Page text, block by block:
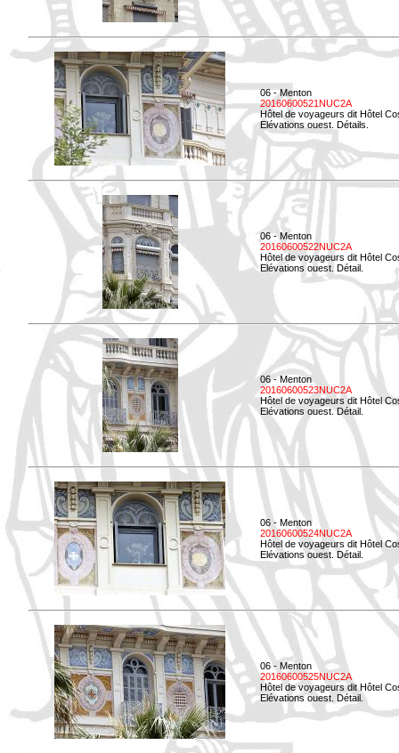
06 - Menton
20160600521NUC2A
Hôtel de voyageurs dit Hôtel
Elévations ouest. Détails.
06 - Menton
20160600522NUC2A
Hôtel de voyageurs dit Hôtel
Elévations ouest. Détail.
06 - Menton
20160600523NUC2A
Hôtel de voyageurs dit Hôtel
Elévations ouest. Détail.
06 - Menton
20160600524NUC2A
Hôtel de voyageurs dit Hôtel
Elévations ouest. Détail.
06 - Menton
20160600525NUC2A
Hôtel de voyageurs dit Hôtel
Elévations ouest. Détail.